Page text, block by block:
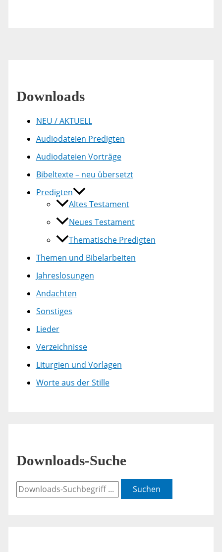
Downloads
NEU / AKTUELL
Audiodateien Predigten
Audiodateien Vorträge
Bibeltexte – neu übersetzt
Predigten
Altes Testament
Neues Testament
Thematische Predigten
Themen und Bibelarbeiten
Jahreslosungen
Andachten
Sonstiges
Lieder
Verzeichnisse
Liturgien und Vorlagen
Worte aus der Stille
Downloads-Suche
Suchen